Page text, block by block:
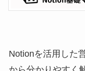
Notionを活用した